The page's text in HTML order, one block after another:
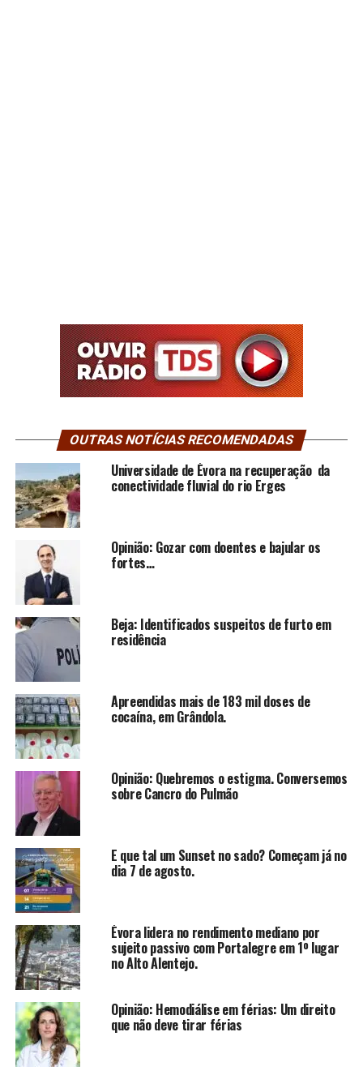
OUTRAS NOTÍCIAS RECOMENDADAS
Universidade de Évora na recuperação da
conectividade fluvial do rio Erges
Opinião: Gozar com doentes e bajular os
fortes…
Beja: Identificados suspeitos de furto em
residência
Apreendidas mais de 183 mil doses de
cocaína, em Grândola.
Opinião: Quebremos o estigma. Conversemos
sobre Cancro do Pulmão
E que tal um Sunset no sado? Começam já no
dia 7 de agosto.
Évora lidera no rendimento mediano por
sujeito passivo com Portalegre em 1º lugar
no Alto Alentejo.
Opinião: Hemodiálise em férias: Um direito
que não deve tirar férias